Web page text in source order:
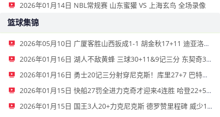
2026年01月14日 NBL常规赛 山东蜜獾 VS 上海玄鸟 全场录像
篮球集锦
2026年05月10日 广厦客胜山西扳成1-1 胡金秋17+11 迪亚洛关键上篮不中
2026年01月16日 湖人不敌黄蜂 三球30+11&9记三分 东契奇39分 詹姆斯29+9+6
2026年01月16日 勇士20记三分射穿尼克斯！库里27+7 巴特勒32+8 穆迪三分9中7
2026年01月15日 快船27罚全进力克奇才迎来4连胜 哈登22+5+8 伦纳德33分4断
2026年01月15日 国王3人20+力克尼克斯 德罗赞里程碑 威少11助 布伦森伤退